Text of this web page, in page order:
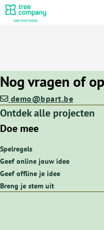
Nog vragen of
demo@bpart.be
Ontdek alle projecten
Doe mee
Spelregels
Geef online jouw idee
Geef offline je idee
Breng je stem uit